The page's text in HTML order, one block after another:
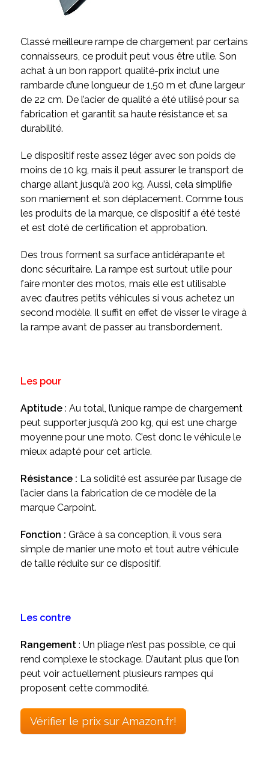
Classé meilleure rampe de chargement par certains
connaisseurs, ce produit peut vous être utile. Son
achat à un bon rapport qualité-prix inclut une
rambarde d’une longueur de 1,50 m et d’une largeur
de 22 cm. De l’acier de qualité a été utilisé pour sa
fabrication et garantit sa haute résistance et sa
durabilité.
Le dispositif reste assez léger avec son poids de
moins de 10 kg, mais il peut assurer le transport de
charge allant jusqu’à 200 kg. Aussi, cela simplifie
son maniement et son déplacement. Comme tous
les produits de la marque, ce dispositif a été testé
et est doté de certification et approbation.
Des trous forment sa surface antidérapante et
donc sécuritaire. La rampe est surtout utile pour
faire monter des motos, mais elle est utilisable
avec d’autres petits véhicules si vous achetez un
second modèle. Il suffit en effet de visser le virage à
la rampe avant de passer au transbordement.
Les pour
Aptitude: Au total, l’unique rampe de chargement
peut supporter jusqu’à 200 kg, qui est une charge
moyenne pour une moto. C’est donc le véhicule le
mieux adapté pour cet article.
Résistance : La solidité est assurée par l’usage de
l’acier dans la fabrication de ce modèle de la
marque Carpoint.
Fonction : Grâce à sa conception, il vous sera
simple de manier une moto et tout autre véhicule
de taille réduite sur ce dispositif.
Les contre
Rangement: Un pliage n’est pas possible, ce qui
rend complexe le stockage. D’autant plus que l’on
peut voir actuellement plusieurs rampes qui
proposent cette commodité.
Vérifier le prix sur Amazon.fr!